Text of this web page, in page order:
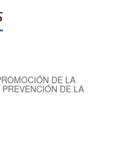
DE LA
DE LA